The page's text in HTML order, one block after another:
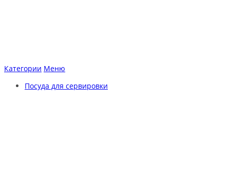
Категории Меню
Посуда для сервировки